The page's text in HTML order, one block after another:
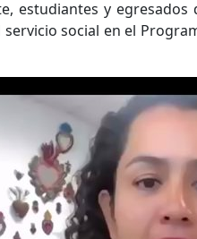
estudiantes y
social en el